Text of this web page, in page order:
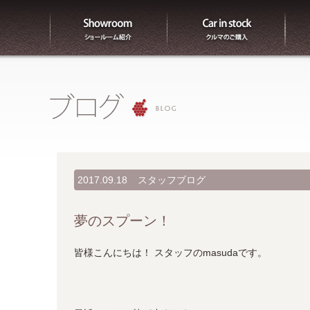
ショールーム紹介 販売
2017.09.18 スタッフブログ
夢のスプーン！
皆様こんにちは！ スタッフのmasudaです。